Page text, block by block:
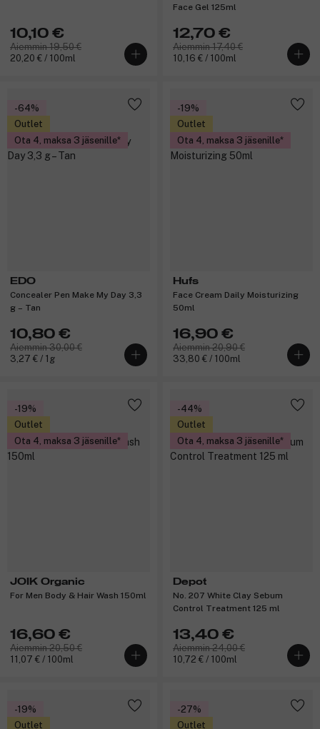
10,10 €
Aiemmin 19,50 €
20,20 € / 100ml
Face Gel 125ml
12,70 €
Aiemmin 17,40 €
10,16 € / 100ml
-64%
Outlet
Ota 4, maksa 3 jäsenille
EDO
Concealer Pen Make My Day 3,3
g – Tan
10,80 €
Aiemmin 30,00 €
3,27 € / 1g
-19%
Outlet
Ota 4, maksa 3 jäsenille
Hufs
Face Cream Daily Moisturizing
50ml
16,90 €
Aiemmin 20,90 €
33,80 € / 100ml
-19%
Outlet
Ota 4, maksa 3 jäsenille
JOIK Organic
For Men Body & Hair Wash 150ml
16,60 €
Aiemmin 20,50 €
11,07 € / 100ml
-44%
Outlet
Ota 4, maksa 3 jäsenille
Depot
No. 207 White Clay Sebum
Control Treatment 125 ml
13,40 €
Aiemmin 24,00 €
10,72 € / 100ml
-19%
Outlet
-27%
Outlet